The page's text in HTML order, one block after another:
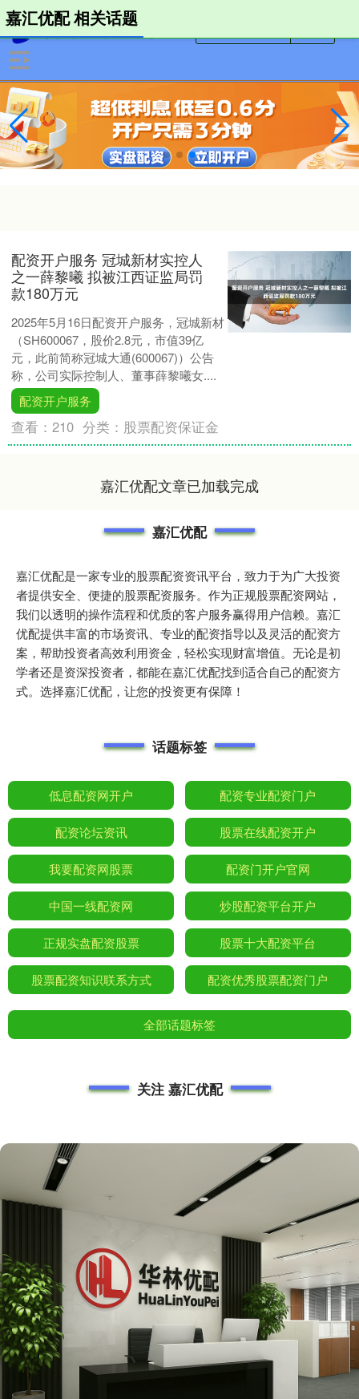
嘉汇优配 相关话题
配资开户服务 冠城新材实控人
之一薛黎曦 拟被江西证监局罚
款180万元
2025年5月16日配资开户服务，冠城新材
（SH600067，股价2.8元，市值39亿
元，此前简称冠城大通(600067)）公告
称，公司实际控制人、董事薛黎曦女....
配资开户服务
查看：210 分类： 股票配资保证金
嘉汇优配文章已加载完成
嘉汇优配
嘉汇优配是一家专业的股票配资资讯平台，致力于为广大投资
者提供安全、便捷的股票配资服务。作为正规股票配资网站，
我们以透明的操作流程和优质的客户服务赢得用户信赖。嘉汇
优配提供丰富的市场资讯、专业的配资指导以及灵活的配资方
案，帮助投资者高效利用资金，轻松实现财富增值。无论是初
学者还是资深投资者，都能在嘉汇优配找到适合自己的配资方
式。选择嘉汇优配，让您的投资更有保障！
话题标签
低息配资网开户 配资专业配资门户
配资论坛资讯 股票在线配资开户
我要配资网股票 配资门开户官网
中国一线配资网 炒股配资平台开户
正规实盘配资股票 股票十大配资平台
股票配资知识联系方式 配资优秀股票配资门户
全部话题标签
关注 嘉汇优配